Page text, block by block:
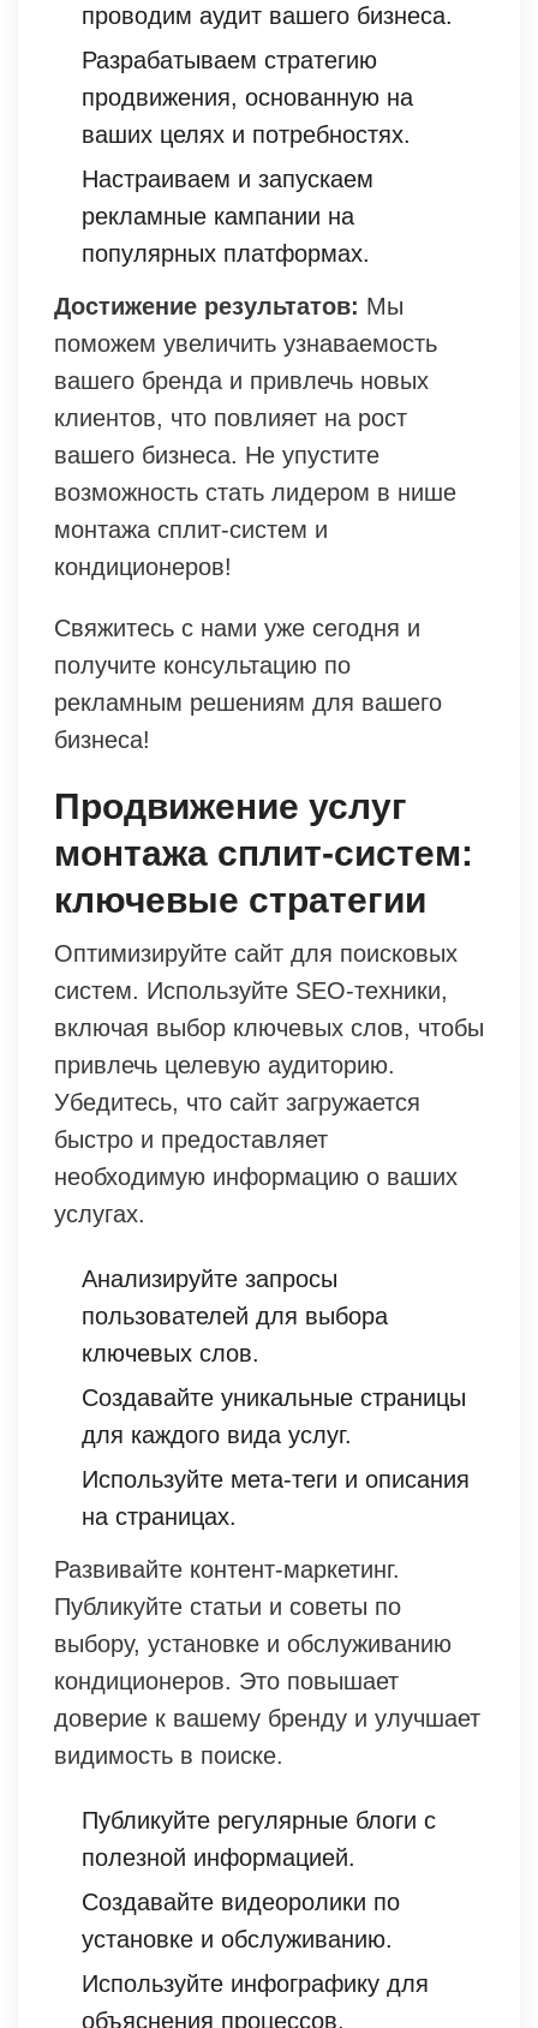
проводим аудит вашего бизнеса.
Разрабатываем стратегию
продвижения, основанную на
ваших целях и потребностях.
Настраиваем и запускаем
рекламные кампании на
популярных платформах.
Достижение результатов: Мы
поможем увеличить узнаваемость
вашего бренда и привлечь новых
клиентов, что повлияет на рост
вашего бизнеса. Не упустите
возможность стать лидером в нише
монтажа сплит-систем и
кондиционеров!
Свяжитесь с нами уже сегодня и
получите консультацию по
рекламным решениям для вашего
бизнеса!
Продвижение услуг
монтажа сплит-систем:
ключевые стратегии
Оптимизируйте сайт для поисковых
систем. Используйте SEO-техники,
включая выбор ключевых слов, чтобы
привлечь целевую аудиторию.
Убедитесь, что сайт загружается
быстро и предоставляет
необходимую информацию о ваших
услугах.
Анализируйте запросы
пользователей для выбора
ключевых слов.
Создавайте уникальные страницы
для каждого вида услуг.
Используйте мета-теги и описания
на страницах.
Развивайте контент-маркетинг.
Публикуйте статьи и советы по
выбору, установке и обслуживанию
кондиционеров. Это повышает
доверие к вашему бренду и улучшает
видимость в поиске.
Публикуйте регулярные блоги с
полезной информацией.
Создавайте видеоролики по
установке и обслуживанию.
Используйте инфографику для
объяснения процессов.